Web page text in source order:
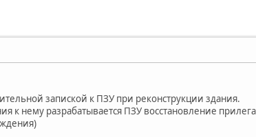
запиской к ПЗУ при реконструкции здания.
к нему разрабатывается ПЗУ восстановление